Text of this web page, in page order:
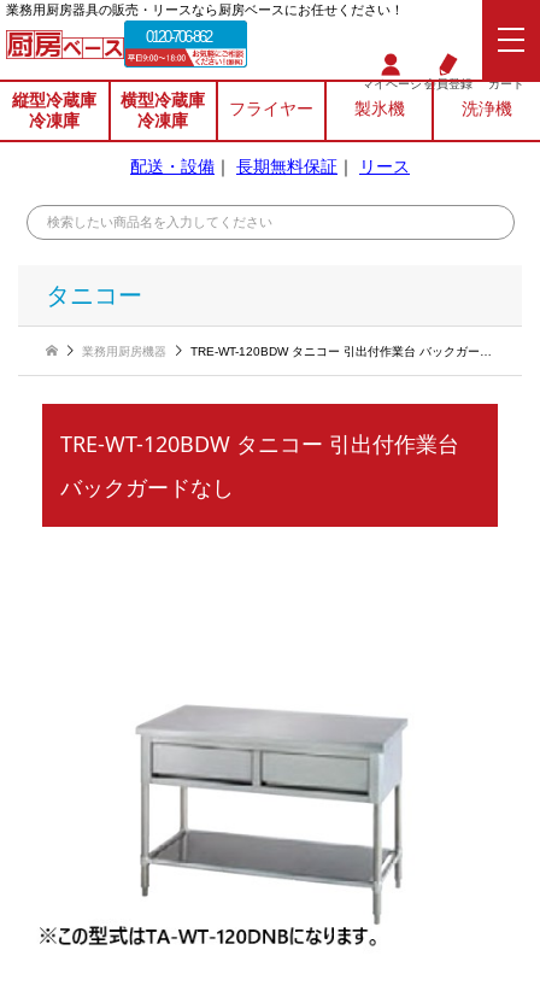
業務⽤厨房器具の販売・リースなら厨房ベースにお任せください！
0120-706-862
マイページ会員登録 カート
縦型冷蔵庫
冷凍庫
横型冷蔵庫
冷凍庫
フライヤー 製氷機 洗浄機
配送・設備 ｜ 長期無料保証 ｜ リース
タニコー
業務用厨房機器 TRE-WT-120BDW タニコー 引出付作業台 バックガードなし
TRE-WT-120BDW タニコー 引出付作業台
バックガードなし